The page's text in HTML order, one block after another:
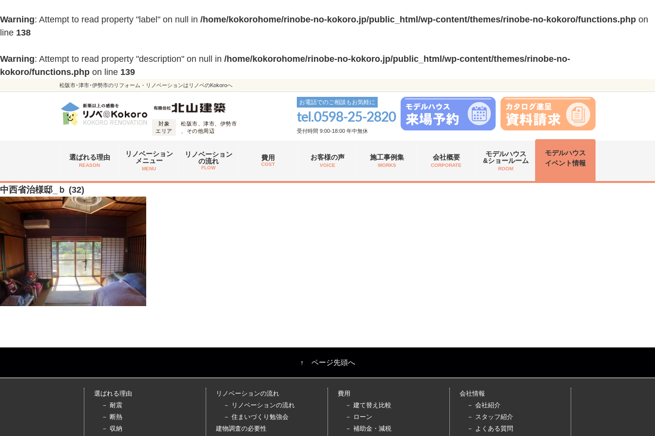
Warning: Attempt to read property "label" on null in /home/kokorohome/rinobe-no-kokoro.jp/public_html/wp-content/themes/rinobe-no-kokoro/functions.php on
line 138
Warning: Attempt to read property "description" on null in /home/kokorohome/rinobe-no-kokoro.jp/public_html/wp-content/themes/rinobe-no-
kokoro/functions.php on line 139
松阪市･津市･伊勢市のリフォーム・リノベーションはリノベのKokoroへ
対象
エリア
松阪市、津市、伊勢市
、その他周辺
お電話でのご相談もお気軽に
tel.0598-25-2820
受付時間 9:00-18:00 年中無休
選ばれる理由
REASON
リノベーション
メニュー
MENU
リノベーション
の流れ
FLOW
費用
COST
お客様の声
VOICE
施工事例集
WORKS
会社概要
CORPORATE
モデルハウス
&ショールーム
ROOM
モデルハウス
イベント情報
中西省治様邸_ｂ (32)
↑ ページ先頭へ
選ばれる理由
－ 耐震
－ 断熱
－ 収納
リノベーションの流れ
－ リノベーションの流れ
－ 住まいづくり勉強会
建物調査の必要性
費用
－ 建て替え比較
－ ローン
－ 補助金・減税
会社情報
－ 会社紹介
－ スタッフ紹介
－ よくある質問